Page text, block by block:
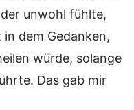
unwohl fühlte,
dem Gedanken,
würde, solange
Das gab mir